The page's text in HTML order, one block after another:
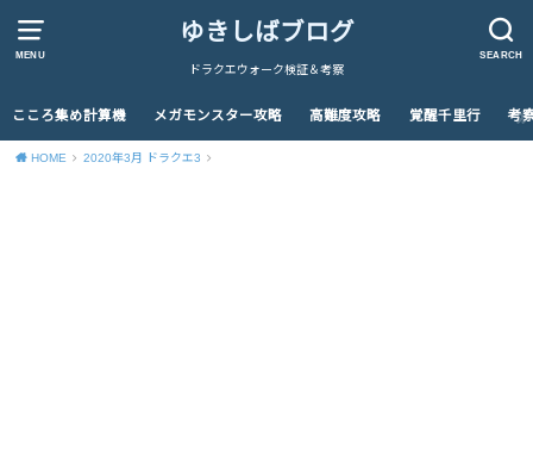
MENU SEARCH
ゆきしばブログ
ドラクエウォーク検証＆考察
こころ集め計算機 メガモンスター攻略 高難度攻略 覚醒千里行 考
HOME 2020年3月 ドラクエ3